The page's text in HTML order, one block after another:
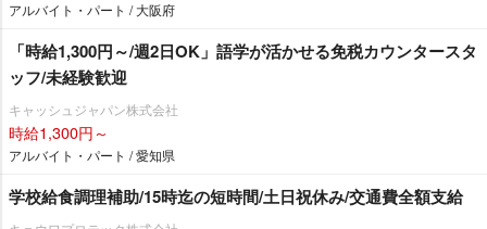
アルバイト・パート / 大阪府
「時給1,300円～/週2日OK」語学が活かせる免税カウンタースタ
ッフ/未経験歓迎
キャッシュジャパン株式会社
時給1,300円～
アルバイト・パート / 愛知県
学校給食調理補助/15時迄の短時間/土日祝休み/交通費全額支給